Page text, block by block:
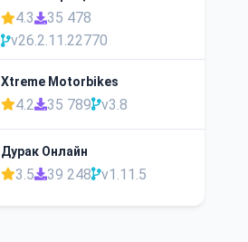
4.3
35 478
v26.2.11.22770
Xtreme Motorbikes
4.2 35 789 v3.8
Дурак Онлайн
3.5 39 248 v1.11.5